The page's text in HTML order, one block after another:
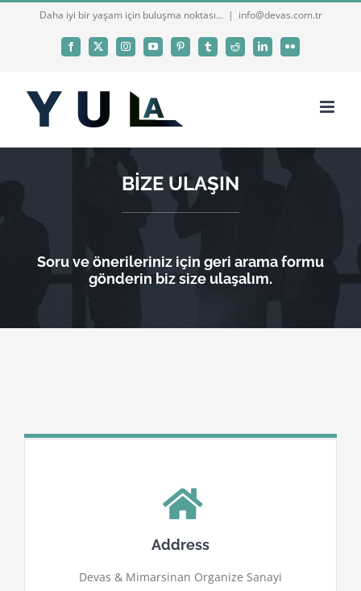
Daha iyi bir yaşam için buluşma noktası... | info@devas.com.tr
Facebook
X InstagramYouTubePinterestTumblrReddit LinkedInFlickr
BİZE ULAŞIN
Soru ve önerileriniz için geri arama formu
gönderin biz size ulaşalım.
Address
Devas & Mimarsinan Organize Sanayi